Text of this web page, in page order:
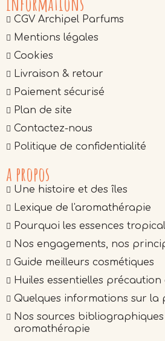
CGV Archipel Parfums
Mentions légales
Cookies
Livraison & retour
Paiement sécurisé
Plan de site
Contactez-nous
Politique de confidentialité
a propos
Une histoire et des îles
Lexique de l'aromathérapie
Pourquoi les essences
Nos engagements, nos
Guide meilleurs cosmétiques
Huiles essentielles précaution
Quelques informations sur la
Nos sources
aromathérapie